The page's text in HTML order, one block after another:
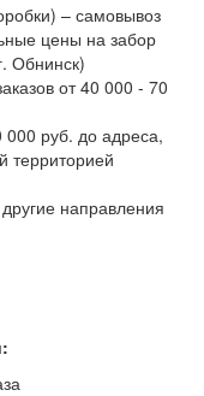
– самовывоз
цены на забор
Обнинск)
от 40 000 - 70
000 руб. до адреса,
территорией
направления